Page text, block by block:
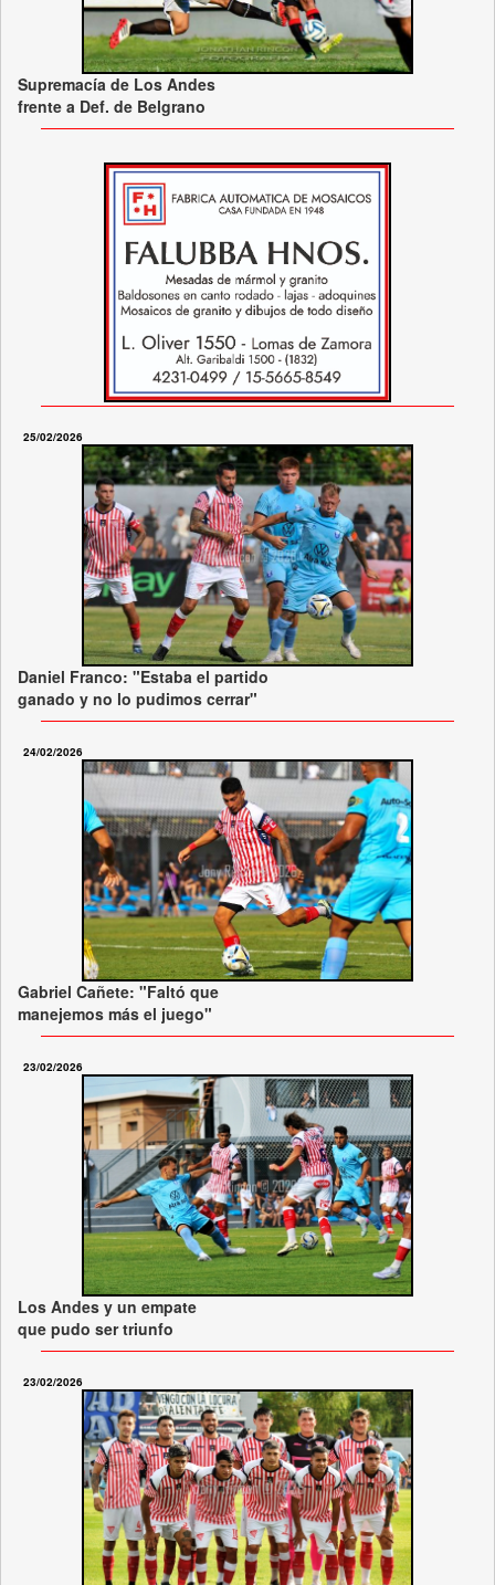
Supremacía de Los Andes
frente a Def. de Belgrano
25/02/2026
Daniel Franco: "Estaba el partido
ganado y no lo pudimos cerrar"
24/02/2026
Gabriel Cañete: "Faltó que
manejemos más el juego"
23/02/2026
Los Andes y un empate
que pudo ser triunfo
23/02/2026